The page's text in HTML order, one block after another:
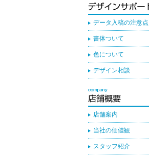
データ入稿の注意点
書体ついて
色について
デザイン相談
店舗案内
当社の価値観
スタッフ紹介